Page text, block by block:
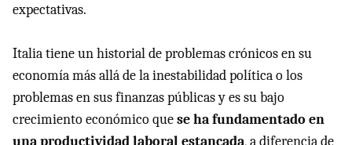
expectativas.
Italia tiene un historial de problemas crónicos en su
economía más allá de la inestabilidad política o los
problemas en sus finanzas públicas y es su bajo
crecimiento económico quese ha fundamentado en
una productividad laboral estancada, a diferencia de